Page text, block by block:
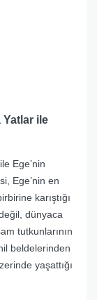
Yatlar ile
Ege’nin
Ege’nin en
karıştığı
dünyaca
tutkunlarının
beldelerinden
yaşattığı